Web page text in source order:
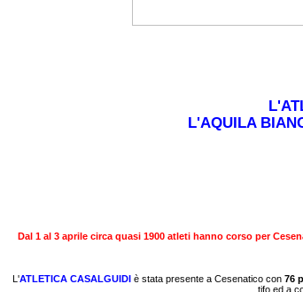
L'AQUILA
Dal 1 al 3 aprile circa quasi 1900 atleti hanno corso per
L'ATLETICA CASALGUIDI è stata presente a Cesenatico con 76
tifo ed a